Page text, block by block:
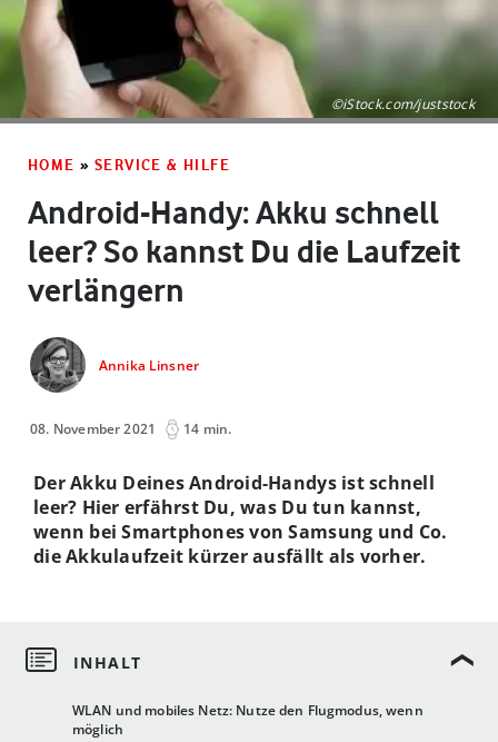
©iStock.com/juststock
HOME » SERVICE & HILFE
Android-Handy: Akku schnell
leer? So kannst Du die Laufzeit
verlängern
Annika Linsner
08. November 2021 14 min.
WLAN und mobiles Netz: Nutze den Flugmodus, wenn
möglich
Der Akku Deines Android-Handys ist schnell
leer? Hier erfährst Du, was Du tun kannst,
wenn bei Smartphones von Samsung und Co.
die Akkulaufzeit kürzer ausfällt als vorher.